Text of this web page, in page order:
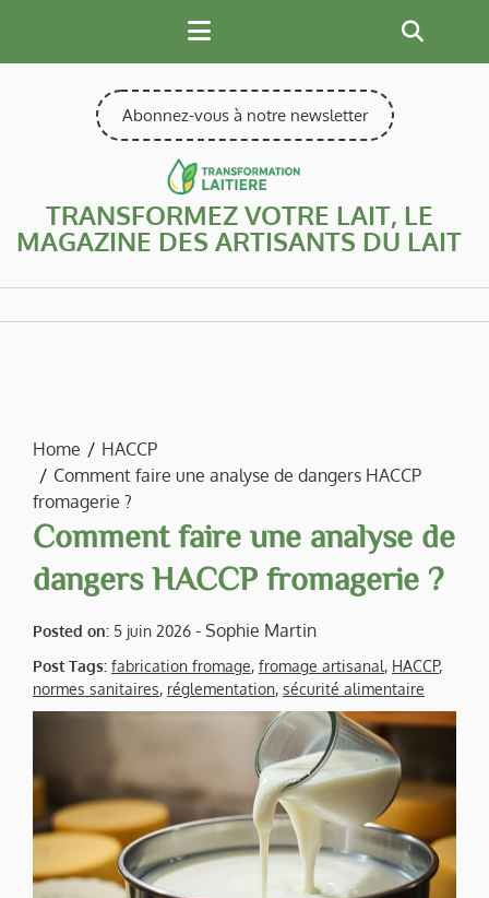
content
Abonnez-vous à notre newsletter
TRANSFORMEZ VOTRE LAIT, LE
MAGAZINE DES ARTISANTS DU LAIT
Home
HACCP
Comment faire une analyse de dangers HACCP
fromagerie ?
Comment faire une analyse de
dangers HACCP fromagerie ?
Posted on: 5 juin 2026 - Sophie Martin
Post Tags: fabrication fromage, fromage artisanal, HACCP,
normes sanitaires, réglementation, sécurité alimentaire